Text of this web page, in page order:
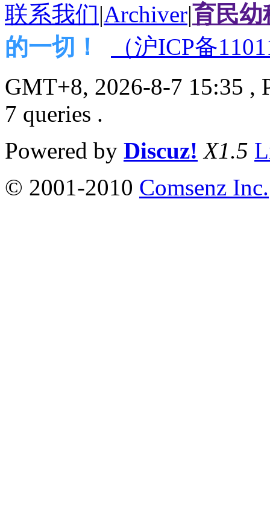
联系我们|Archiver|育民幼
的一切！
（沪ICP备
GMT+8, 2026-8-7 15:35 ,
7 queries .
Powered by Discuz! X1.5
© 2001-2010 Comsenz Inc.